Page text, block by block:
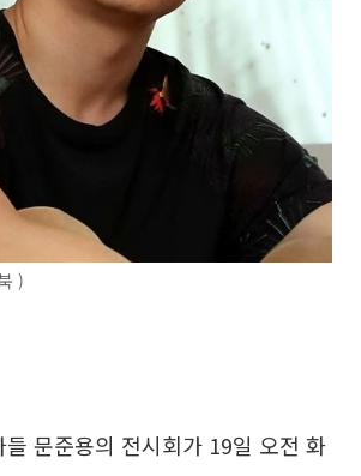
)
문준용의 전시회가 19일 오전 화